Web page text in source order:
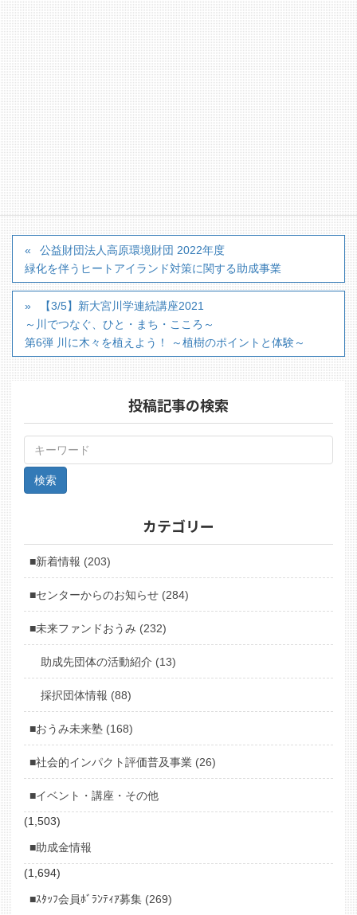
東京都港区高輪3-25-23 京急第2ビル11階
Tel：03-3449-8684 Fax：03-5420-3418 ※Fax
は、業務委託先 （株）ユービーエス宛
E-mail：mail@takahara-env.or.jp
【詳細はこちらのホームページからどうぞ】
https://takahara-env.or.jp/bosyu/
カテゴリー ■助成金情報
公益財団法人高原環境財団 2022年度
緑化を伴うヒートアイランド対策に関する助成事業
【3/5】新大宮川学連続講座2021
～川でつなぐ、ひと・まち・こころ～
第6弾 川に木々を植えよう！ ～植樹のポイントと体験～
投稿記事の検索
カテゴリー
■新着情報 (203)
■センターからのお知らせ (284)
■未来ファンドおうみ (232)
助成先団体の活動紹介 (13)
採択団体情報 (88)
■おうみ未来塾 (168)
■社会的インパクト評価普及事業 (26)
■イベント・講座・その他
(1,503)
■助成金情報
(1,694)
■ｽﾀｯﾌ会員ﾎﾞﾗﾝﾃｨｱ募集 (269)